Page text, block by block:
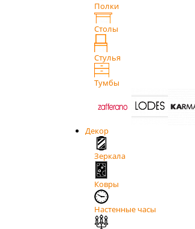
Полки
Столы
Стулья
Тумбы
Декор
Зеркала
Ковры
Настенные часы